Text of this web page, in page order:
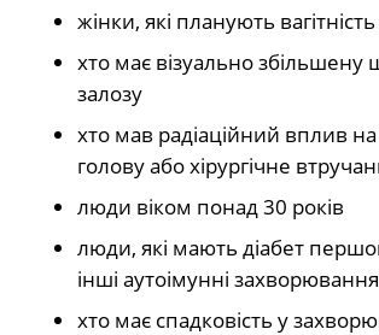
жінки, які планують вагітність
хто має візуально збільшену
залозу
хто мав радіаційний вплив
голову або хірургічне
люди віком понад 30 років
люди, які мають діабет
інші аутоімунні захворювання
хто має спадковість у